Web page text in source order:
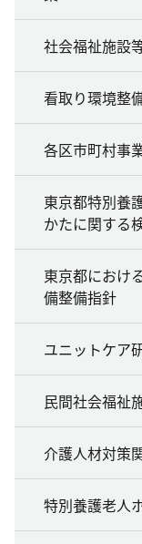
社会福祉施設
看取り環境整
各区市町村事
東京都特別養
かたに関する
東京都におけ
備整備指針
ユニットケア
民間社会福祉
介護人材対策
特別養護老人